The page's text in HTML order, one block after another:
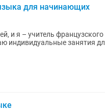
для начинающих
и я – учитель
индивидуальные занятия